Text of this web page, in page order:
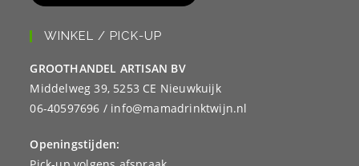
WINKEL / PICK-UP
GROOTHANDEL ARTISAN BV
Middelweg 39, 5253 CE Nieuwkuijk
06-40597696 / info@mamadrinktwijn.nl
Openingstijden: